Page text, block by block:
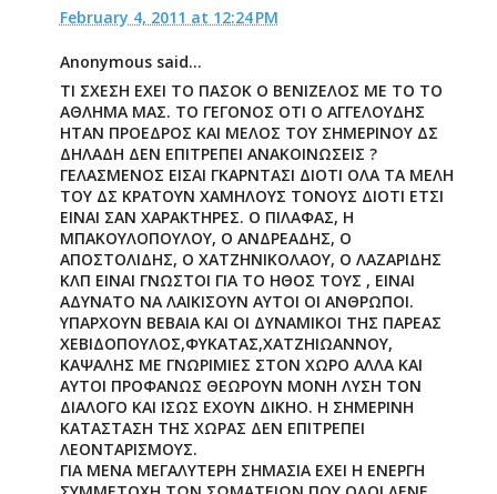
February 4, 2011 at 12:24 PM
Anonymous said...
ΤΙ ΣΧΕΣΗ ΕΧΕΙ ΤΟ ΠΑΣΟΚ Ο ΒΕΝΙΖΕΛΟΣ ΜΕ ΤΟ ΤΟ
ΑΘΛΗΜΑ ΜΑΣ. ΤΟ ΓΕΓΟΝΟΣ ΟΤΙ Ο ΑΓΓΕΛΟΥΔΗΣ
ΗΤΑΝ ΠΡΟΕΔΡΟΣ ΚΑΙ ΜΕΛΟΣ ΤΟΥ ΣΗΜΕΡΙΝΟΥ ΔΣ
ΔΗΛΑΔΗ ΔΕΝ ΕΠΙΤΡΕΠΕΙ ΑΝΑΚΟΙΝΩΣΕΙΣ ?
ΓΕΛΑΣΜΕΝΟΣ ΕΙΣΑΙ ΓΚΑΡΝΤΑΣΙ ΔΙΟΤΙ ΟΛΑ ΤΑ ΜΕΛΗ
ΤΟΥ ΔΣ ΚΡΑΤΟΥΝ ΧΑΜΗΛΟΥΣ ΤΟΝΟΥΣ ΔΙΟΤΙ ΕΤΣΙ
ΕΙΝΑΙ ΣΑΝ ΧΑΡΑΚΤΗΡΕΣ. Ο ΠΙΛΑΦΑΣ, Η
ΜΠΑΚΟΥΛΟΠΟΥΛΟΥ, Ο ΑΝΔΡΕΑΔΗΣ, Ο
ΑΠΟΣΤΟΛΙΔΗΣ, Ο ΧΑΤΖΗΝΙΚΟΛΑΟΥ, Ο ΛΑΖΑΡΙΔΗΣ
ΚΛΠ ΕΙΝΑΙ ΓΝΩΣΤΟΙ ΓΙΑ ΤΟ ΗΘΟΣ ΤΟΥΣ , ΕΙΝΑΙ
ΑΔΥΝΑΤΟ ΝΑ ΛΑΙΚΙΣΟΥΝ ΑΥΤΟΙ ΟΙ ΑΝΘΡΩΠΟΙ.
ΥΠΑΡΧΟΥΝ ΒΕΒΑΙΑ ΚΑΙ ΟΙ ΔΥΝΑΜΙΚΟΙ ΤΗΣ ΠΑΡΕΑΣ
ΧΕΒΙΔΟΠΟΥΛΟΣ,ΦΥΚΑΤΑΣ,ΧΑΤΖΗΙΩΑΝΝΟΥ,
ΚΑΨΑΛΗΣ ΜΕ ΓΝΩΡΙΜΙΕΣ ΣΤΟΝ ΧΩΡΟ ΑΛΛΑ ΚΑΙ
ΑΥΤΟΙ ΠΡΟΦΑΝΩΣ ΘΕΩΡΟΥΝ ΜΟΝΗ ΛΥΣΗ ΤΟΝ
ΔΙΑΛΟΓΟ ΚΑΙ ΙΣΩΣ ΕΧΟΥΝ ΔΙΚΗΟ. Η ΣΗΜΕΡΙΝΗ
ΚΑΤΑΣΤΑΣΗ ΤΗΣ ΧΩΡΑΣ ΔΕΝ ΕΠΙΤΡΕΠΕΙ
ΛΕΟΝΤΑΡΙΣΜΟΥΣ.
ΓΙΑ ΜΕΝΑ ΜΕΓΑΛΥΤΕΡΗ ΣΗΜΑΣΙΑ ΕΧΕΙ Η ΕΝΕΡΓΗ